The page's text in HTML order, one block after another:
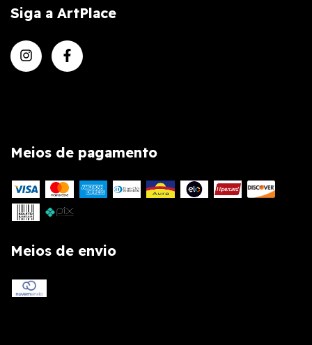
Siga a ArtPlace
Meios de pagamento
Meios de envio